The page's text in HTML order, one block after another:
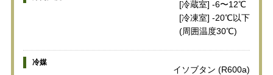
[冷蔵室] -6〜12℃
[冷凍室] -20℃以下
(周囲温度30℃)
冷媒
イソブタン (R600a)